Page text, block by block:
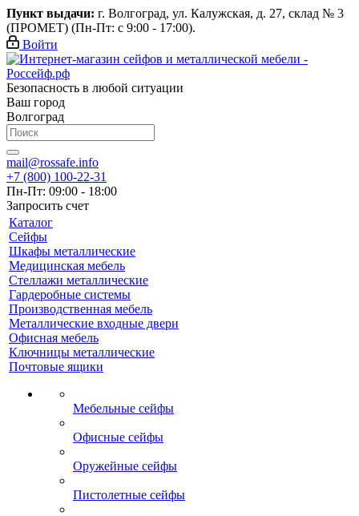
Пункт выдачи: г. Волгоград, ул. Калужская, д. 27, склад № 3
(ПРОМЕТ) (Пн-Пт: с 9:00 - 17:00).
Войти
Безопасность в любой ситуации
Ваш город
Волгоград
mail@rossafe.info
+7 (800) 100-22-31
Пн-Пт: 09:00 - 18:00
Запросить счет
Каталог
Сейфы
Шкафы металлические
Медицинская мебель
Стеллажи металлические
Гардеробные системы
Производственная мебель
Металлические входные двери
Офисная мебель
Ключницы металлические
Почтовые ящики
Мебельные сейфы
Офисные сейфы
Оружейные сейфы
Пистолетные сейфы